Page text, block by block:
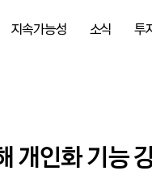
지속가능성 소식 투
개인화 기능